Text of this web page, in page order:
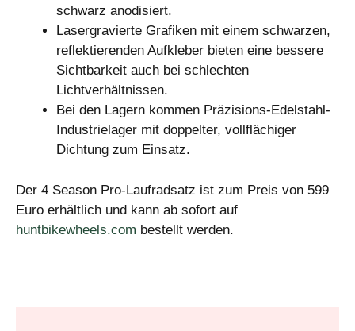
schwarz anodisiert.
Lasergravierte Grafiken mit einem schwarzen,
reflektierenden Aufkleber bieten eine bessere
Sichtbarkeit auch bei schlechten
Lichtverhältnissen.
Bei den Lagern kommen Präzisions-Edelstahl-
Industrielager mit doppelter, vollflächiger
Dichtung zum Einsatz.
Der 4 Season Pro-Laufradsatz ist zum Preis von 599
Euro erhältlich und kann ab sofort auf
huntbikewheels.com bestellt werden.